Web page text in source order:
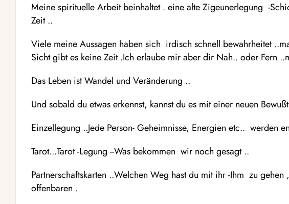
Meine spirituelle Arbeit beinhaltet . eine alte Zigeunerlegung -
Zeit ..
Viele meine Aussagen haben sich irdisch schnell bewahrheitet
Sicht gibt es keine Zeit .Ich erlaube mir aber dir Nah.. oder Fern
Das Leben ist Wandel und Veränderung ..
Und sobald du etwas erkennst, kannst du es mit einer neuen
Einzellegung ..Jede Person- Geheimnisse, Energien etc.. werden
Tarot...Tarot -Legung --Was bekommen wir noch gesagt ..
Partnerschaftskarten ..Welchen Weg hast du mit ihr -Ihm zu
offenbaren .